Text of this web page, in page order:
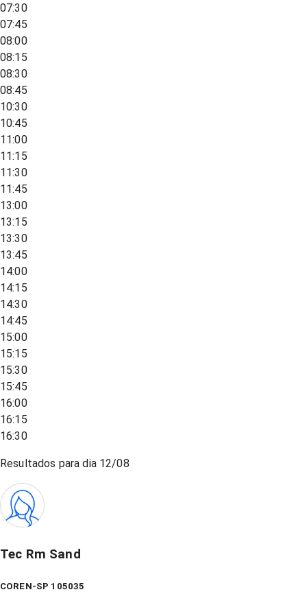
07:30
07:45
08:00
08:15
08:30
08:45
10:30
10:45
11:00
11:15
11:30
11:45
13:00
13:15
13:30
13:45
14:00
14:15
14:30
14:45
15:00
15:15
15:30
15:45
16:00
16:15
16:30
Resultados para dia 12/08
Tec Rm Sand
COREN-SP 105035